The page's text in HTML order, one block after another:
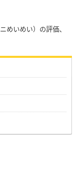
めいめい）の評価、